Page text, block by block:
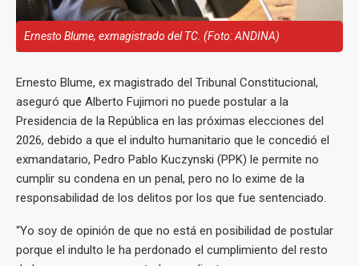
Ernesto Blume, exmagistrado del TC. (Foto: ANDINA)
Ernesto Blume, ex magistrado del Tribunal Constitucional,
aseguró que Alberto Fujimori no puede postular a la
Presidencia de la República en las próximas elecciones del
2026, debido a que el indulto humanitario que le concedió el
exmandatario, Pedro Pablo Kuczynski (PPK) le permite no
cumplir su condena en un penal, pero no lo exime de la
responsabilidad de los delitos por los que fue sentenciado.
“Yo soy de opinión de que no está en posibilidad de postular
porque el indulto le ha perdonado el cumplimiento del resto